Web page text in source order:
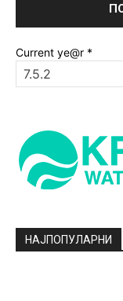
Current ye@r *
НАЈПОПУЛАРНИ